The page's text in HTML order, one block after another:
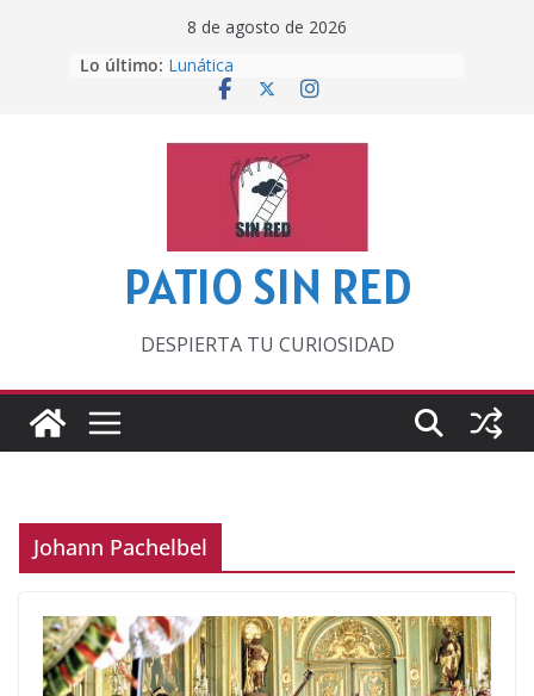
8 de agosto de 2026
Lo último: Lunática
Pero, hasta entonces…
‘La broma infinita’ de recomendar
lecturas veraniegas
Otra del Mundial
PATIO SIN RED
DESPIERTA TU CURIOSIDAD
Johann Pachelbel